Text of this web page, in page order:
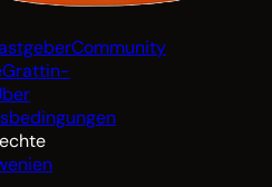
Community
Grattin-